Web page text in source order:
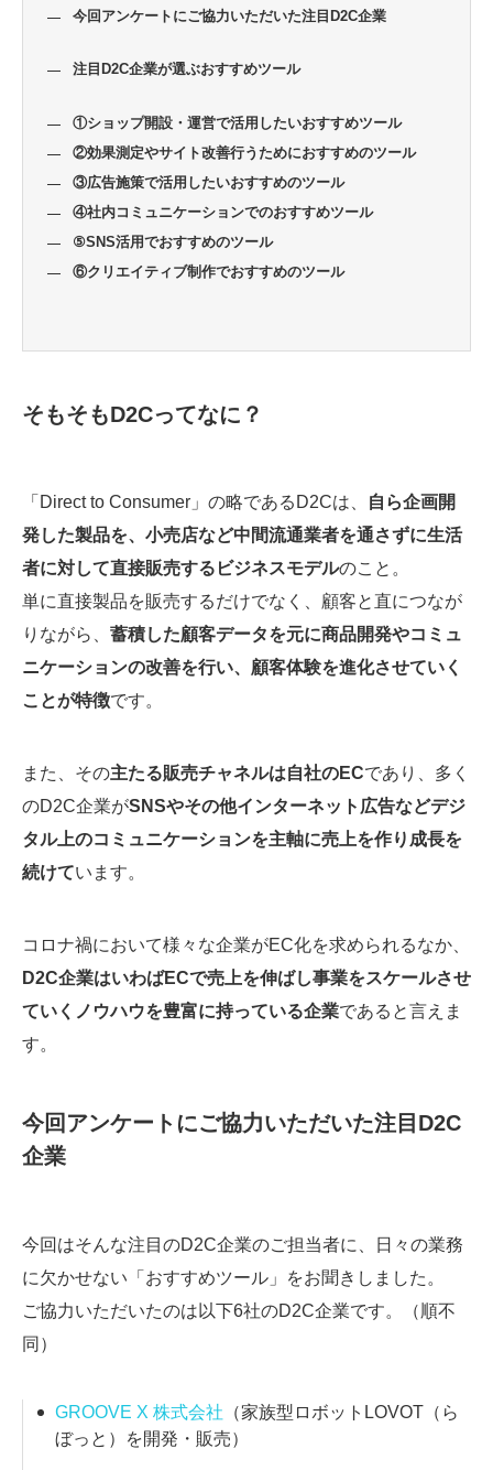
今回アンケートにご協力いただいた注目D2C企業
注目D2C企業が選ぶおすすめツール
①ショップ開設・運営で活用したいおすすめツール
②効果測定やサイト改善行うためにおすすめのツール
③広告施策で活用したいおすすめのツール
④社内コミュニケーションでのおすすめツール
⑤SNS活用でおすすめのツール
⑥クリエイティブ制作でおすすめのツール
そもそもD2Cってなに？
「Direct to Consumer」の略であるD2Cは、
自ら企画開
発した製品を、小売店など中間流通業者を通さずに生活
者に対して直接販売するビジネスモデルのこと。
単に直接製品を販売するだけでなく、顧客と直につなが
りながら、 蓄積した顧客データを元に商品開発やコミュ
ニケーションの改善を行い、顧客体験を進化させていく
ことが特徴です。
また、その主たる販売チャネルは自社のECであり、多く
のD2C企業がSNSやその他インターネット広告などデジ
タル上のコミュニケーションを主軸に売上を作り成長を
続けています。
コロナ禍において様々な企業がEC化を求められるなか、
D2C企業はいわばECで売上を伸ばし事業をスケールさせ
ていくノウハウを豊富に持っている企業であると言えま
す。
今回アンケートにご協力いただいた注目D2C
企業
今回はそんな注目のD2C企業のご担当者に、日々の業務
に欠かせない「おすすめツール」をお聞きしました。
ご協力いただいたのは以下6社のD2C企業です。（順不
同）
GROOVE X 株式会社 （家族型ロボットLOVOT（ら
ぼっと）を開発・販売）